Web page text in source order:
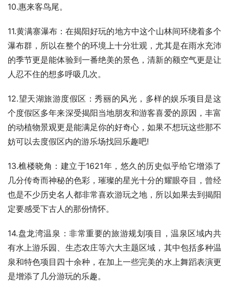
10.惠来客鸟尾。
11.黄满寨瀑布：在揭阳好玩的地方中这个山林间环绕着多个
瀑布群，所以在整个的环境上十分壮观，尤其是在雨水充沛
的季节更是能体验到一番绝美的景色，清新的额空气更是让
人忍不住的想多呼吸几次。
12.望天湖旅游度假区：秀丽的风光，多样的娱乐项目是这
个度假区多年来深受揭阳当地朋友和游客喜爱的原因，丰富
的动植物景观更是能满足你的好奇心，如果不想玩这些那不
妨可以去度假区内的游乐场找回乐趣吧!
13.樵楼晓角：建立于1621年，悠久的历史似乎给它增添了
几分传奇而神秘的色彩，璀璨的星光十分的耀眼夺目，曾经
也是不少历史名人都非常喜欢游玩之地，所以如果去到揭阳
定要感受下古人的那份情怀。
14.盘龙湾温泉：非常重要的旅游规划项目，温泉区域内共
有水上游乐园、生态农庄等六大主题区域，其中包括多种温
泉和特色项目四十余种，在加上一些完美的水上舞蹈表演更
是增添了几分游玩的乐趣。